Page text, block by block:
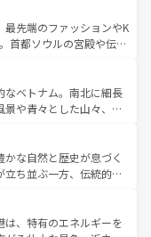
い。
り、サーフィンやダイ
ア好きにはたまらな
を存分に味わいつくそ
東部など、都市の喧騒
訪れる人に新しい発見と
深い台湾の食文化も魅
バラエティ豊かな料理
情報は コンテンツ一覧を参
先端のファッションやK
首都ソウルの宮殿や伝統
自然美を楽しむことが
絶品のストリートフード
ている。夜には、韓国な
な魅力を心ゆくまで味
お、新着の韓国情報はコンテンツ一
なベトナム。南北に細長
景や青々とした山々、世
ノイの古い町並みやホ
物も、独特の雰囲気を
の豊かさとおいしさで
ムコーヒーなどは、ぜ
訪れてもあたたかい人々
な自然と歴史が息づく
ち並ぶ一方、伝統的な
ェンマイなどの山岳地
ーケットやクラビの美し
は、特有のエネルギーを